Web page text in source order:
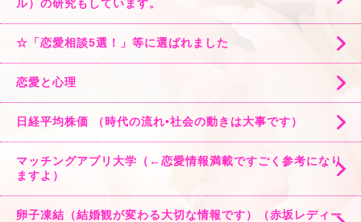
ル）の研究もしています。
☆「恋愛相談5選！」等に選ばれました
恋愛と心理
日経平均株価 （時代の流れ•社会の動きは大事です）
マッチングアプリ大学（←恋愛情報満載ですごく参考になり
ますよ）
卵子凍結（結婚観が変わる大切な情報です）（赤坂レディー